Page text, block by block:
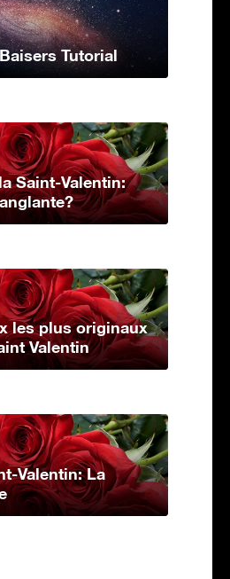
Tutorial
Saint-Valentin:
les plus originaux
Valentin
Valentin: La